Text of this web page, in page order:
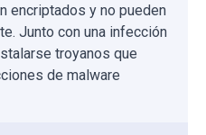
encriptados y no pueden
Junto con una infección
troyanos que
de malware